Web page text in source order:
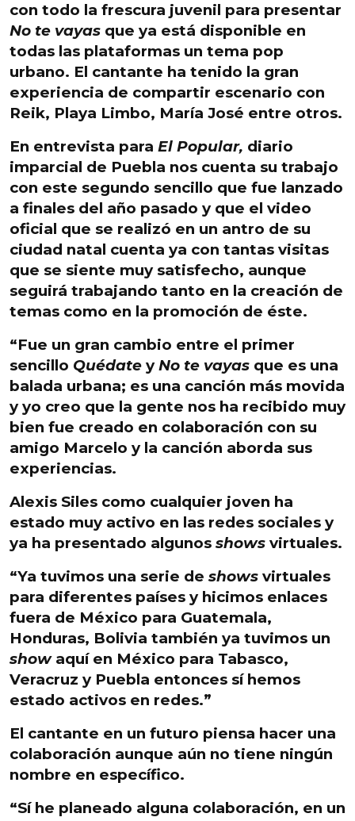
con todo la frescura juvenil para presentar
No te vayas que ya está disponible en
todas las plataformas un tema pop
urbano. El cantante ha tenido la gran
experiencia de compartir escenario con
Reik, Playa Limbo, María José entre otros.
En entrevista para El Popular, diario
imparcial de Puebla nos cuenta su trabajo
con este segundo sencillo que fue lanzado
a finales del año pasado y que el video
oficial que se realizó en un antro de su
ciudad natal cuenta ya con tantas visitas
que se siente muy satisfecho, aunque
seguirá trabajando tanto en la creación de
temas como en la promoción de éste.
“Fue un gran cambio entre el primer
sencillo Quédate yNo te vayas que es una
balada urbana; es una canción más movida
y yo creo que la gente nos ha recibido muy
bien fue creado en colaboración con su
amigo Marcelo y la canción aborda sus
experiencias.
Alexis Siles como cualquier joven ha
estado muy activo en las redes sociales y
ya ha presentado algunos shows virtuales.
“Ya tuvimos una serie de shows virtuales
para diferentes países y hicimos enlaces
fuera de México para Guatemala,
Honduras, Bolivia también ya tuvimos un
showaquí en México para Tabasco,
Veracruz y Puebla entonces sí hemos
estado activos en redes.”
El cantante en un futuro piensa hacer una
colaboración aunque aún no tiene ningún
nombre en específico.
“Sí he planeado alguna colaboración, en un